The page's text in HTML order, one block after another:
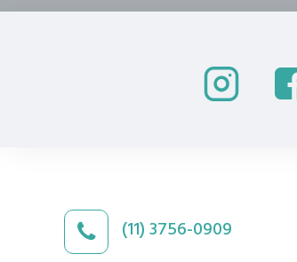
(11) 3756-0909